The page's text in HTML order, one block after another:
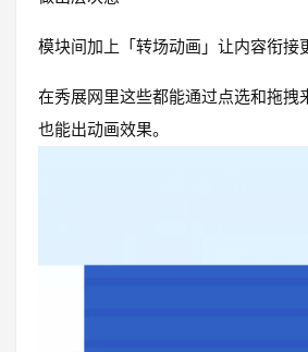
模块间加上「转场动画」让内容衔接
在秀展网里这些都能通过点选和拖拽
也能出动画效果。